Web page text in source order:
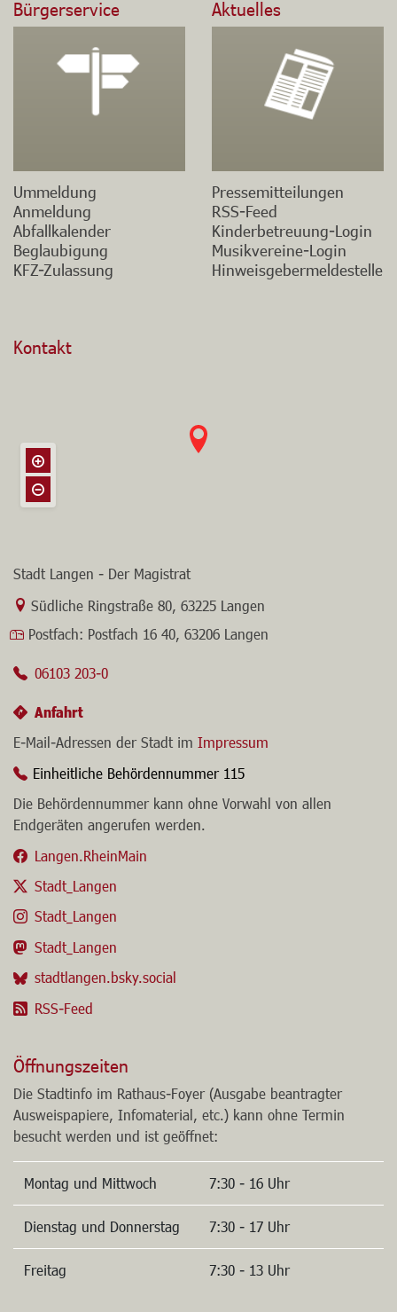
Bürgerservice
Ummeldung
Anmeldung
Abfallkalender
Pressemitteilungen
RSS-Feed
Kinderbetreuung-Login
Stadt Langen - Der Magistrat
Link zur Google-Maps Navigation
Südliche Ringstraße 80, 63225 Langen
Postfach:Postfach 16 40, 63206 Langen
06103 203-0
Anfahrt
E-Mail-Adressen der Stadt imImpressum
Einheitliche Behördennummer 115
Endgeräten angerufen werden.
Langen.RheinMain
Stadt_Langen
Stadt_Langen
Stadt_Langen
stadtlangen.bsky.social
Öffnungszeiten
Die Stadtinfo im Rathaus-Foyer (Ausgabe beantragter
besucht werden und ist geöffnet:
Montag und Mittwoch 7:30 - 16 Uhr
Dienstag und Donnerstag 7:30 - 17 Uhr